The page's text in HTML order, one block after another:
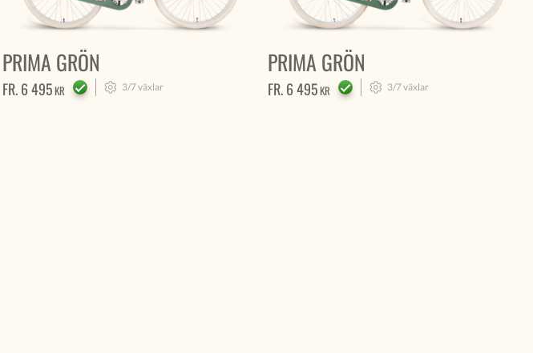
PRIMA GRÖN
FR.6 495KR 3/7växlar
PRIMA GRÖN
FR.6 495KR 3/7växlar